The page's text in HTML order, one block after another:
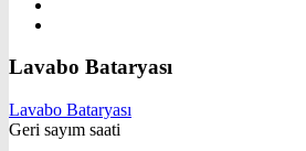
Lavabo Bataryası
Lavabo Bataryası
Geri sayım saati